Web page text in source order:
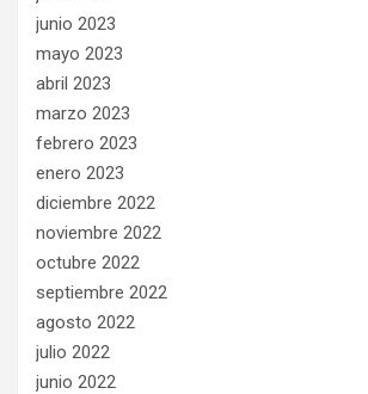
junio 2023
mayo 2023
abril 2023
marzo 2023
febrero 2023
enero 2023
diciembre 2022
noviembre 2022
octubre 2022
septiembre 2022
agosto 2022
julio 2022
junio 2022